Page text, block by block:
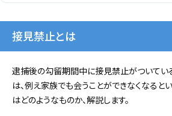
接見禁止とは
逮捕後の勾留期間中に接見禁止がついてい
は、例え家族でも会うことができなくなると
はどのようなものか、解説します。